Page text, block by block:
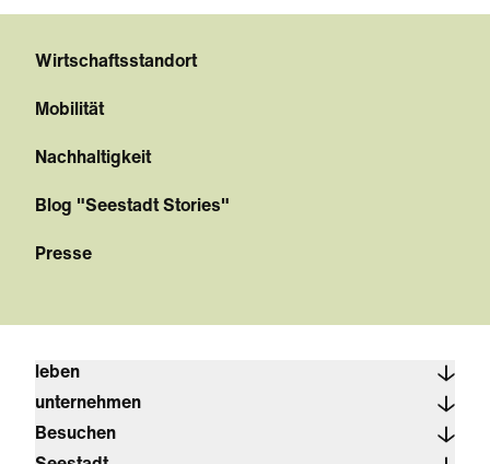
Wirtschaftsstandort
Mobilität
Nachhaltigkeit
Blog "Seestadt Stories"
Presse
leben
unternehmen
Besuchen